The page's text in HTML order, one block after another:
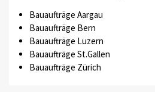
Bauaufträge Aargau
Bauaufträge Bern
Bauaufträge Luzern
Bauaufträge St.Gallen
Bauaufträge Zürich